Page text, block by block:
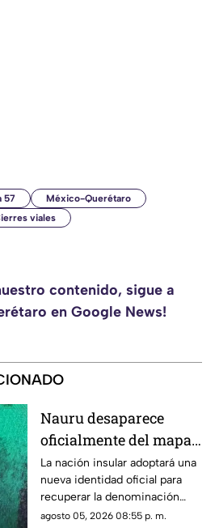
57
México-Querétaro
viales
contenido, sigue a
en Google News!
Nauru desaparece
oficialmente del mapa:
el pequeño país cambia
de nombre
La nación insular adoptará una
nueva identidad oficial para
recuperar la denominación
utilizada por sus propios
agosto 05, 2026 08:55 p. m.